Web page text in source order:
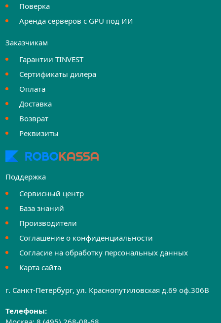
Поверка
Аренда серверов с GPU под ИИ
Заказчикам
Гарантии TINVEST
Сертификаты дилера
Оплата
Доставка
Возврат
Реквизиты
Поддержка
Сервисный центр
База знаний
Производители
Соглашение о конфиденциальности
Согласие на обработку персональных данных
Карта сайта
г. Санкт-Петербург, ул. Краснопутиловская д.69 оф.306B
Телефоны: